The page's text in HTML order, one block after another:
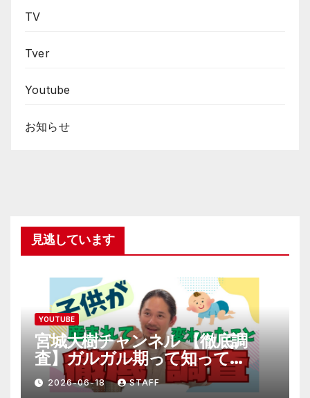
TV
Tver
Youtube
お知らせ
見逃しています
YOUTUBE
宮城大樹チャンネル 【徹底調
査】ガルガル期って知って
る！？
2026-06-18 STAFF